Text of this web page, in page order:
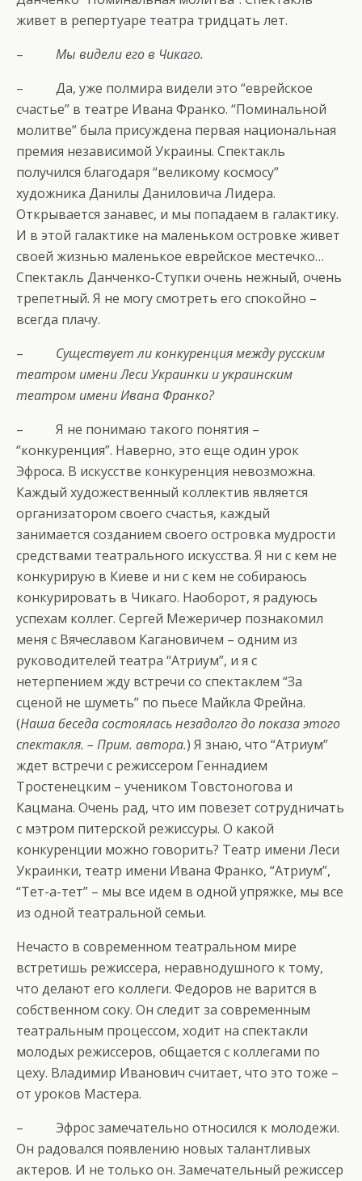
живет в репертуаре театра тридцать лет.
– Мы видели его в Чикаго.
– Да, уже полмира видели это “еврейское
счастье” в театре Ивана Франко. “Поминальной
молитве” была присуждена первая национальная
премия независимой Украины. Спектакль
получился благодаря “великому космосу”
художника Данилы Даниловича Лидера.
Открывается занавес, и мы попадаем в галактику.
И в этой галактике на маленьком островке живет
своей жизнью маленькое еврейское местечко…
Спектакль Данченко-Ступки очень нежный, очень
трепетный. Я не могу смотреть его спокойно –
всегда плачу.
– Существует ли конкуренция между русским
театром имени Леси Украинки и украинским
театром имени Ивана Франко?
– Я не понимаю такого понятия –
“конкуренция”. Наверно, это еще один урок
Эфроса. В искусстве конкуренция невозможна.
Каждый художественный коллектив является
организатором своего счастья, каждый
занимается созданием своего островка мудрости
средствами театрального искусства. Я ни с кем не
конкурирую в Киеве и ни с кем не собираюсь
конкурировать в Чикаго. Наоборот, я радуюсь
успехам коллег. Сергей Межеричер познакомил
меня с Вячеславом Кагановичем – одним из
руководителей театра “Атриум”, и я с
нетерпением жду встречи со спектаклем “За
сценой не шуметь” по пьесе Майкла Фрейна.
(Наша беседа состоялась незадолго до показа этого
спектакля. – Прим. автора.) Я знаю, что “Атриум”
ждет встречи с режиссером Геннадием
Тростенецким – учеником Товстоногова и
Кацмана. Очень рад, что им повезет сотрудничать
с мэтром питерской режиссуры. О какой
конкуренции можно говорить? Театр имени Леси
Украинки, театр имени Ивана Франко, “Атриум”,
“Тет-а-тет” – мы все идем в одной упряжке, мы все
из одной театральной семьи.
Нечасто в современном театральном мире
встретишь режиссера, неравнодушного к тому,
что делают его коллеги. Федоров не варится в
собственном соку. Он следит за современным
театральным процессом, ходит на спектакли
молодых режиссеров, общается с коллегами по
цеху. Владимир Иванович считает, что это тоже –
от уроков Мастера.
– Эфрос замечательно относился к молодежи.
Он радовался появлению новых талантливых
актеров. И не только он. Замечательный режиссер